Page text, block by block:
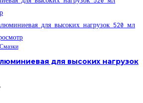
Смазки
для высоких нагрузок